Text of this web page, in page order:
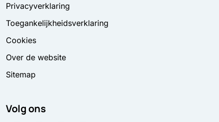
Privacyverklaring
Toegankelijkheidsverklaring
Cookies
Over de website
Sitemap
Volg ons